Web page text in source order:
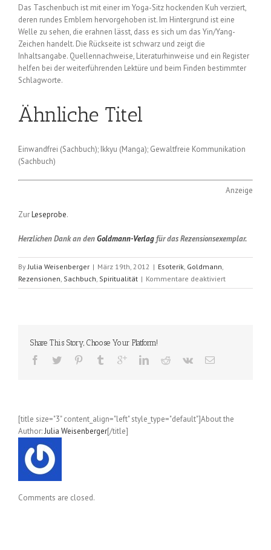
Das Taschenbuch ist mit einer im Yoga-Sitz hockenden Kuh verziert,
deren rundes Emblem hervorgehoben ist. Im Hintergrund ist eine
Welle zu sehen, die erahnen lässt, dass es sich um das Yin/Yang-
Zeichen handelt. Die Rückseite ist schwarz und zeigt die
Inhaltsangabe. Quellennachweise, Literaturhinweise und ein Register
helfen bei der weiterführenden Lektüre und beim Finden bestimmter
Schlagworte.
Ähnliche Titel
Einwandfrei (Sachbuch); Ikkyu (Manga); Gewaltfreie Kommunikation
(Sachbuch)
Anzeige
ZurLeseprobe.
Herzlichen Dank an denGoldmann-Verlagfür das Rezensionsexemplar.
ByJulia Weisenberger | März 19th, 2012 | Esoterik, Goldmann,
Rezensionen, Sachbuch, Spiritualität | Kommentare deaktiviertfür
Die
Share This Story, Choose Your Platform!
[title size="3" content_align="left" style_type="default"]About the
Author:Julia Weisenberger[/title]
Comments are closed.